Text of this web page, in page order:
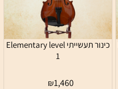
כינור תעשייתי Elementary level
1
₪1,460